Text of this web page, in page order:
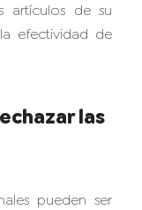
artículos de su
efectividad de
las
pueden ser